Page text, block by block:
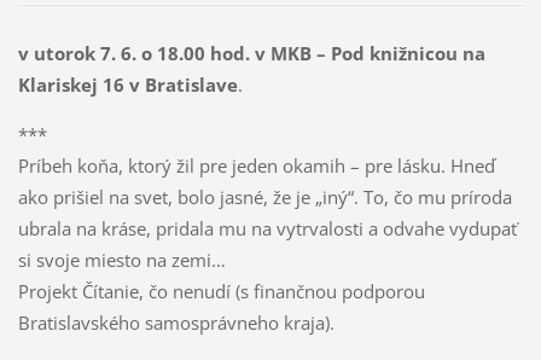
v utorok 7. 6. o 18.00 hod. v MKB – Pod knižnicou na
Klariskej 16 v Bratislave.
***
Príbeh koňa, ktorý žil pre jeden okamih – pre lásku. Hneď
ako prišiel na svet, bolo jasné, že je „iný“. To, čo mu príroda
ubrala na kráse, pridala mu na vytrvalosti a odvahe vydupať
si svoje miesto na zemi…
Projekt Čítanie, čo nenudí (s finančnou podporou
Bratislavského samosprávneho kraja).